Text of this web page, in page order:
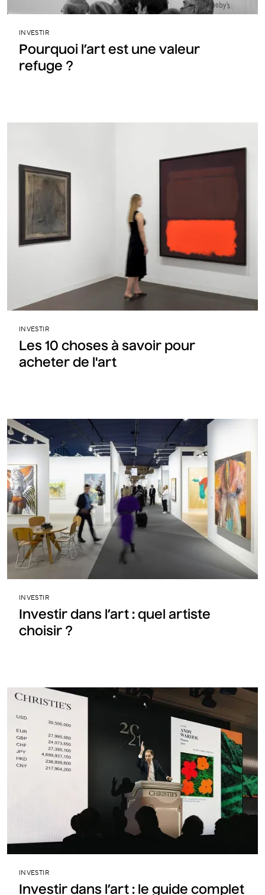
INVESTIR
Pourquoi l’art est une valeur
refuge ?
INVESTIR
Les 10 choses à savoir pour
acheter de l'art
INVESTIR
Investir dans l’art : quel artiste
choisir ?
INVESTIR
Investir dans l’art : le guide complet